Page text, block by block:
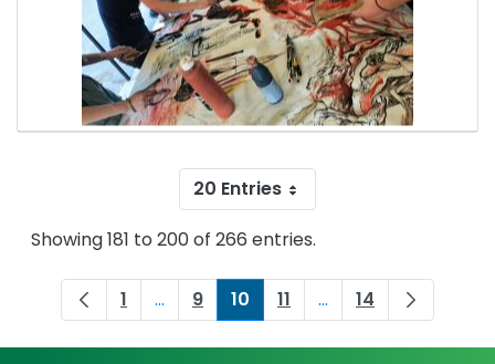
20 Entries
Showing 181 to 200 of 266 entries.
Page
1 ...Intermediate Pages Use TAB to
Page
9 Page
10 Page
11 ...Intermediate
Page
14